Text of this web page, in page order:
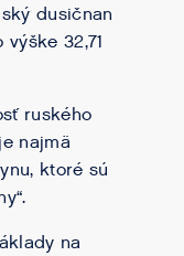
dusičnan
32,71
ruského
najmä
ktoré sú
na